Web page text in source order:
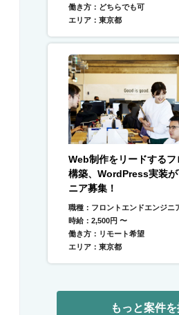
働き方：どちらでも可
エリア：東京都
Web制作をリードするフ
構築、WordPress実装
ニア募集！
職種：フロントエンドエンジニ
時給：2,500円 〜
働き方：リモート希望
エリア：東京都
もっと案件